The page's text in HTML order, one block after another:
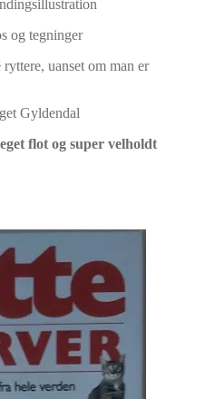
og tegninger
uanset om man er
Gyldendal
flot og super velholdt